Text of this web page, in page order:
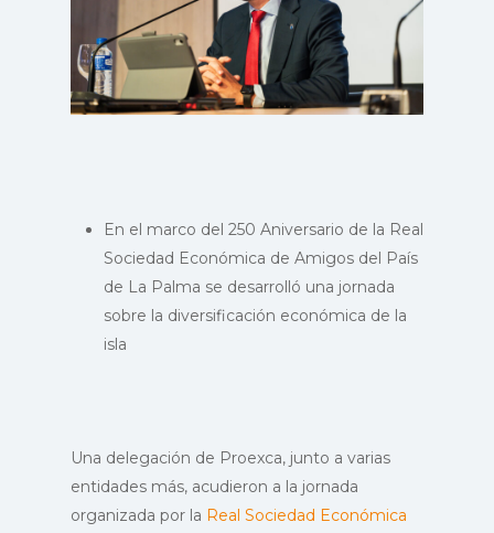
En el marco del 250 Aniversario de la Real
Sociedad Económica de Amigos del País
de La Palma se desarrolló una jornada
sobre la diversificación económica de la
isla
Una delegación de Proexca, junto a varias
entidades más, acudieron a la jornada
organizada por la Real Sociedad Económica